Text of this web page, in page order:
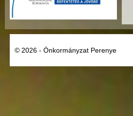
© 2026 - Önkormányzat Perenye